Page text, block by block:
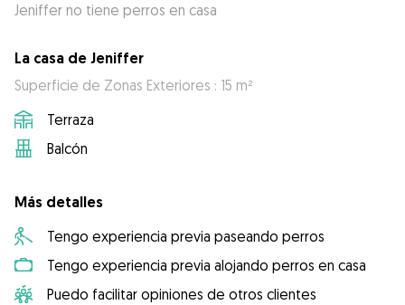
Jeniffer no tiene perros en casa
La casa de Jeniffer
Superficie de Zonas Exteriores : 15 m²
Terraza
Balcón
Más detalles
Tengo experiencia previa paseando perros
Tengo experiencia previa alojando perros en casa
Puedo facilitar opiniones de otros clientes